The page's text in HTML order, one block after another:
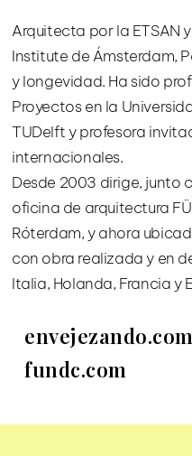
Arquitecta por la ETSAN
Institute de Ámsterdam,
y longevidad. Ha sido
Proyectos en la
TUDelft y profesora
internacionales.
Desde 2003 dirige, junto
oficina de arquitectura
Róterdam, y ahora
con obra realizada y en
Italia, Holanda, Francia y
envejezando.com
fundc.com